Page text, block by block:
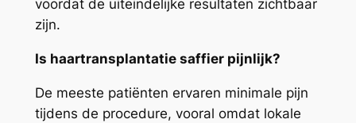
voordat de uiteindelijke resultaten zichtbaar
zijn.
Is haartransplantatie saffier pijnlijk?
De meeste patiënten ervaren minimale pijn
tijdens de procedure, vooral omdat lokale